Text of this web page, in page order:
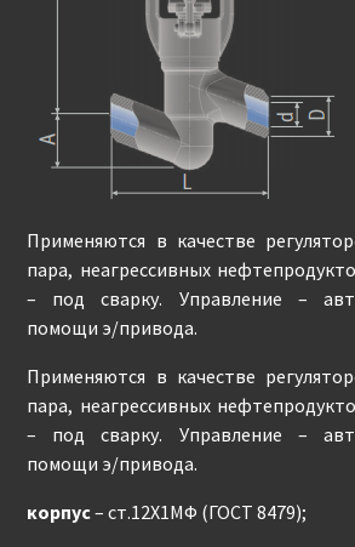
Применяются в качестве
пара, неагрессивных
– под сварку. Управление –
помощи э/привода.
Применяются в качестве
пара, неагрессивных
– под сварку. Управление –
помощи э/привода.
корпус– ст.12Х1МФ (ГОСТ 8479);